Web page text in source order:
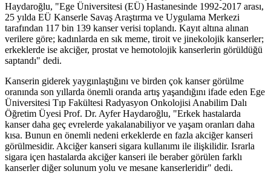
Haydaroğlu, "Ege Üniversitesi (EÜ) Hastanesinde 1992-2017 arası,
25 yılda EÜ Kanserle Savaş Araştırma ve Uygulama Merkezi
tarafından 117 bin 139 kanser verisi toplandı. Kayıt altına alınan
verilere göre; kadınlarda en sık meme, tiroit ve jinekolojik kanserler;
erkeklerde ise akciğer, prostat ve hemotolojik kanserlerin görüldüğü
saptandı" dedi.
Kanserin giderek yaygınlaştığını ve birden çok kanser görülme
oranında son yıllarda önemli oranda artış yaşandığını ifade eden Ege
Üniversitesi Tıp Fakültesi Radyasyon Onkolojisi Anabilim Dalı
Öğretim Üyesi Prof. Dr. Ayfer Haydaroğlu, "Erkek hastalarda
kanser daha geç evrelerde yakalanabiliyor ve yaşam oranları daha
kısa. Bunun en önemli nedeni erkeklerde en fazla akciğer kanseri
görülmesidir. Akciğer kanseri sigara kullanımı ile ilişkilidir. Israrla
sigara içen hastalarda akciğer kanseri ile beraber görülen farklı
kanserler diğer solunum yolu ve mesane kanserleridir" dedi.